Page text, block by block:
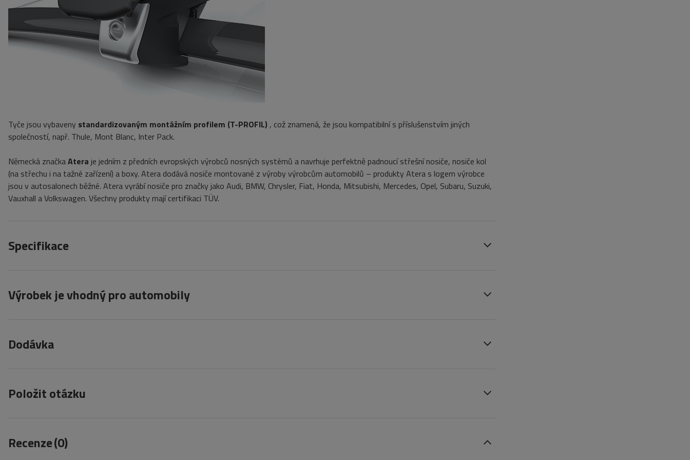
Tyče jsou vybaveny standardizovaným montážním profilem (T-PROFIL) , což znamená, že jsou kompatibilní s příslušenstvím jiných
společností, např. Thule, Mont Blanc, Inter Pack.
Německá značkaAtera je jedním z předních evropských výrobců nosných systémů a navrhuje perfektně padnoucí střešní nosiče, nosiče kol
(na střechu i na tažné zařízení) a boxy. Atera dodává nosiče montované z výroby výrobcům automobilů – produkty Atera s logem výrobce
jsou v autosalonech běžné. Atera vyrábí nosiče pro značky jako Audi, BMW, Chrysler, Fiat, Honda, Mitsubishi, Mercedes, Opel, Subaru, Suzuki,
Vauxhall a Volkswagen. Všechny produkty majícertifikaci TÜV.
Specifikace
Výrobek je vhodný pro automobily
Dodávka
Položit otázku
Recenze(0)